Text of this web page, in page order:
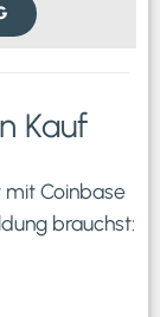
Kauf
Coinbase
brauchst: